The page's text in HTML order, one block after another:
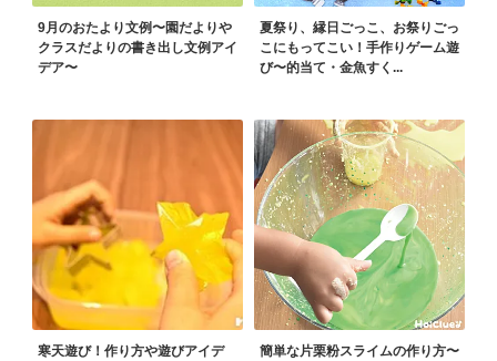
9月のおたより文例〜園だよりや
クラスだよりの書き出し文例アイ
デア〜
夏祭り、縁日ごっこ、お祭りごっ
こにもってこい！手作りゲーム遊
び〜的当て・金魚すく...
寒天遊び！作り方や遊びアイデ
簡単な片栗粉スライムの作り方〜